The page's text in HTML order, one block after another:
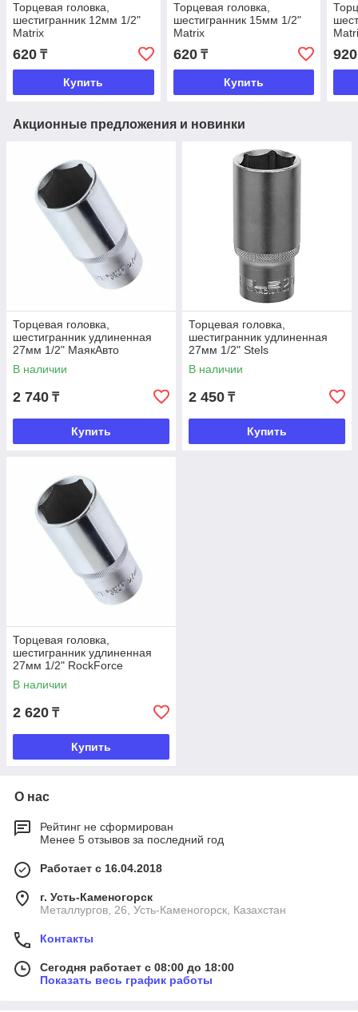
Торцевая головка,
шестигранник 12мм 1/2"
Matrix
620 ₸
Купить
Торцевая головка,
шестигранник 15мм 1/2"
Matrix
620₸
Купить
920
Акционные предложения и новинки
Торцевая головка,
шестигранник удлиненная
27мм 1/2" МаякАвто
В наличии
2 740 ₸
Купить
Торцевая головка,
шестигранник удлиненная
27мм 1/2" Stels
В наличии
2 450 ₸
Купить
Торцевая головка,
шестигранник удлиненная
27мм 1/2" RockForce
В наличии
2 620 ₸
Купить
О нас
Рейтинг не сформирован
Менее 5 отзывов за последний год
Работает с 16.04.2018
г. Усть-Каменогорск
Металлургов, 26, Усть-Каменогорск, Казахстан
Контакты
Сегодня работает с 08:00 до 18:00
Показать весь график работы